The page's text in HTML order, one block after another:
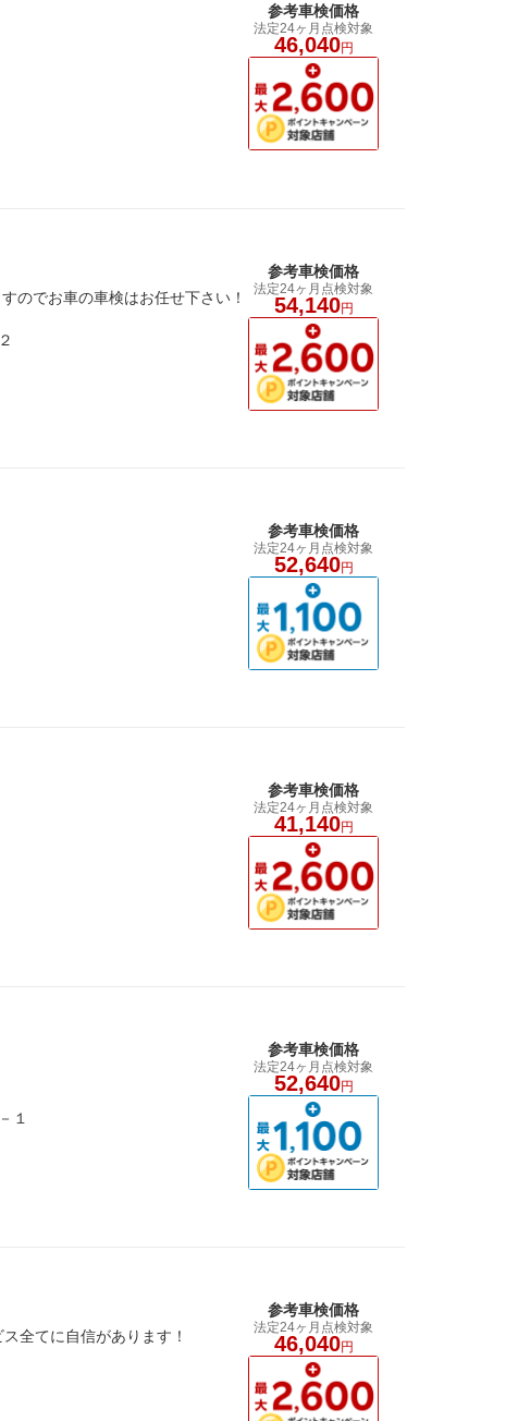
参考車検価格
法定24ヶ月点検対象
46,040円
のでお車の車検はお任せ下さい！
参考車検価格
法定24ヶ月点検対象
54,140円
参考車検価格
法定24ヶ月点検対象
52,640円
参考車検価格
法定24ヶ月点検対象
41,140円
１
参考車検価格
法定24ヶ月点検対象
52,640円
全てに自信があります！
参考車検価格
法定24ヶ月点検対象
46,040円